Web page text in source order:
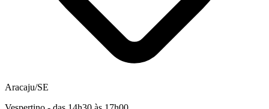
Aracaju/SE